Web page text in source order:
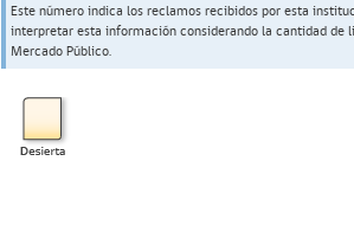
Este número indica los reclamos recibidos por esta
interpretar esta información considerando la cantidad
Mercado Público.